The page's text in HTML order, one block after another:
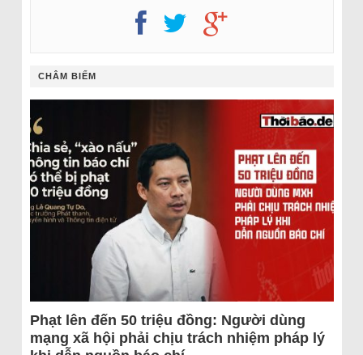
CHÂM BIẾM
Phạt lên đến 50 triệu đồng: Người dùng
mạng xã hội phải chịu trách nhiệm pháp lý